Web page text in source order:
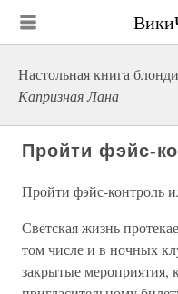
Настольная книга
Капризная Лана
Пройти фэйс-
Пройти фэйс-контроль
Светская жизнь
том числе и в ночных
закрытые мероприятия,